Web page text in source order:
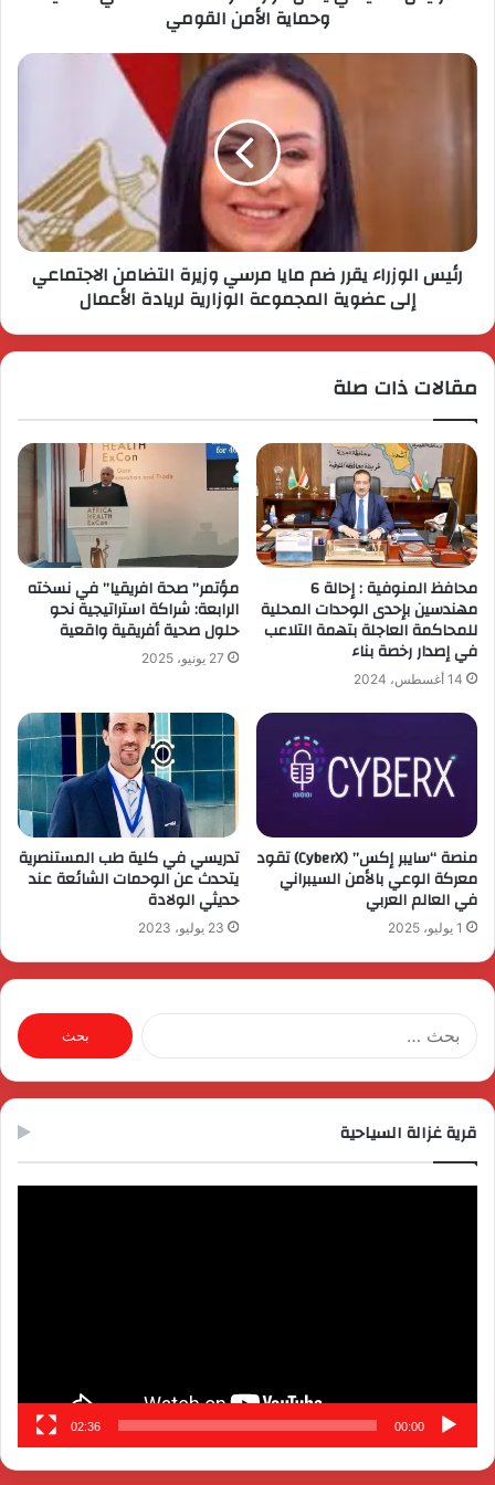
وحماية الأمن القومي
رئيس الوزراء يقرر ضم مايا مرسي وزيرة التضامن الاجتماعي
إلى عضوية المجموعة الوزارية لريادة الأعمال
مقالات ذات صلة
محافظ المنوفية : إحالة 6
مهندسين بإحدى الوحدات المحلية
للمحاكمة العاجلة بتهمة التلاعب
في إصدار رخصة بناء
14 أغسطس، 2024
مؤتمر” صحة افريقيا” في نسخته
الرابعة: شراكة استراتيجية نحو
حلول صحية أفريقية واقعية
27 يونيو، 2025
منصة “سايبر إكس” (CyberX) تقود
معركة الوعي بالأمن السيبراني
في العالم العربي
1 يوليو، 2025
تدريسي في كلية طب المستنصرية
يتحدث عن الوحمات الشائعة عند
حديثي الولادة
23 يوليو، 2023
البحث
عن:
قرية غزالة السياحية
00:00
02:36